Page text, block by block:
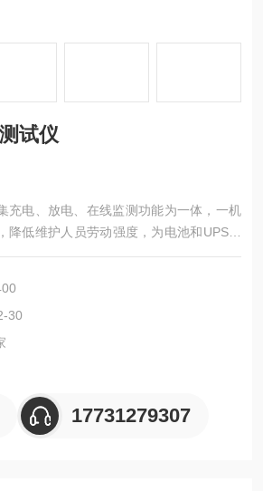
试仪
充电、放电、在线监测功能为一体，一机
降低维护人员劳动强度，为电池和UPS电
检测手段。
30
17731279307